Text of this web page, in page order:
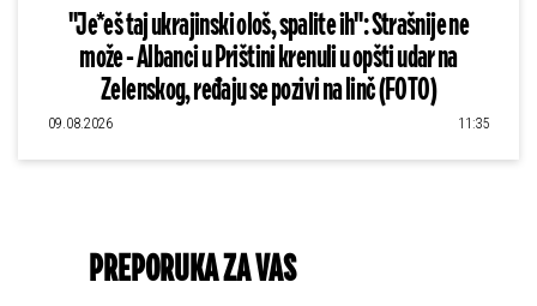
"Je*eš taj ukrajinski ološ, spalite ih": Strašnije ne
može - Albanci u Prištini krenuli u opšti udar na
Zelenskog, ređaju se pozivi na linč (FOTO)
09.08.2026 11:35
PREPORUKA ZA VAS